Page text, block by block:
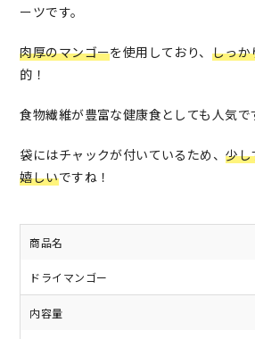
ーツです。
肉厚のマンゴーを使用しており、 しっか
的！
食物繊維が豊富な健康食としても人気で
袋にはチャックが付いているため、少し
嬉しいですね！
商品名
ドライマンゴー
内容量